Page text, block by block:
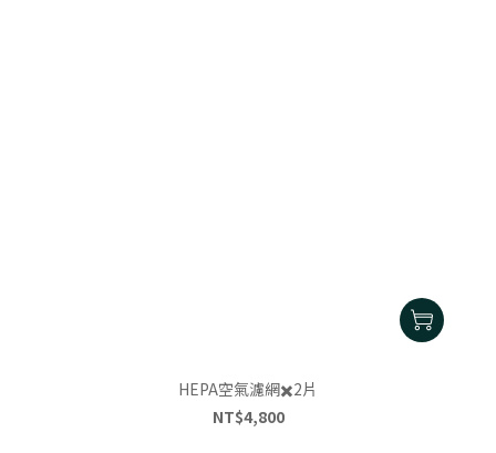
HEPA空氣濾網✖️2片
NT$4,800